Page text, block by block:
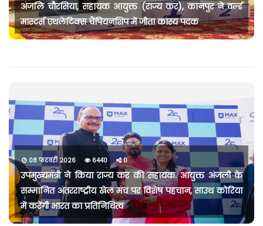
अंजलि चौरसिया, सहायक आयुक्त (राज्य कर), कानपुर ने वर्ल्ड
मास्टर्स एथलेटिक्स चैंपियनशिप में जीता कांस्य पदक
08 फरवरी 2026 6440 0
उपमुख्यमंत्री ने किया राज्य कर की सहायक. आयुक्त अंजली के
सम्मानित अंतरराष्ट्रीय खेल मंच पर विशेष पहचान, साउथ कोरिया
में करेंगी भारत का प्रतिनिधित्व